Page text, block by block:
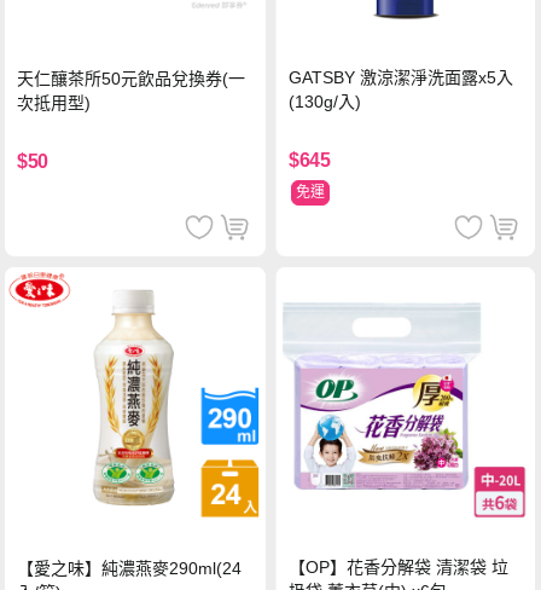
天仁釀茶所50元飲品兌換券(一
次抵用型)
$50
GATSBY 激涼潔淨洗面露x5入
(130g/入)
$645
免運
【愛之味】純濃燕麥290ml(24
【OP】花香分解袋 清潔袋 垃